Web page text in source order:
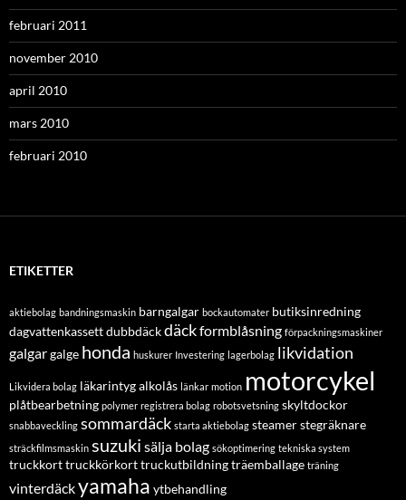
februari 2011
november 2010
april 2010
mars 2010
februari 2010
ETIKETTER
aktiebolag bandningsmaskin barngalgar bockautomater butiksinredning
dagvattenkassettdubbdäckdäckformblåsning förpackningsmaskiner
galgargalge honda huskurer Investering lagerbolag likvidation
Likvidera bolag läkarintyg alkolås länkar motion motorcykel
plåtbearbetning polymer registrera bolag robotsvetsning skyltdockor
snabbaveckling sommardäck starta aktiebolag steamerstegräknare
sträckfilmsmaskin suzuki sälja bolag sökoptimering tekniska system
truckkorttruckkörkorttruckutbildningträemballage träning
vinterdäckyamaha ytbehandling